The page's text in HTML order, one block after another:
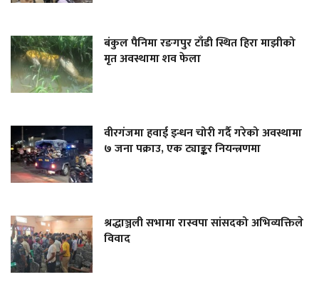
बंकुल पैनिमा रङगपुर टाँडी स्थित हिरा माझीको
मृत अवस्थामा शव फेला
वीरगंजमा हवाई इन्धन चोरी गर्दै गरेको अवस्थामा
७ जना पक्राउ, एक ट्याङ्कर नियन्त्रणमा
श्रद्धाञ्जली सभामा रास्वपा सांसदको अभिव्यक्तिले
विवाद